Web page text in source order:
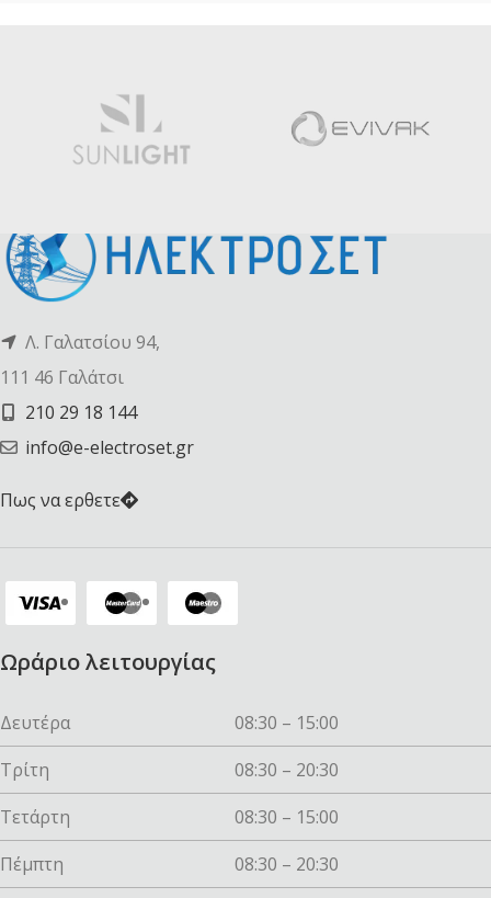
Λ. Γαλατσίου 94,
111 46 Γαλάτσι
210 29 18 144
info@e-electroset.gr
Πως να ερθετε
Ωράριο λειτουργίας
Δευτέρα
08:30 – 15:00
Τρίτη
08:30 – 20:30
Τετάρτη
08:30 – 15:00
Πέμπτη
08:30 – 20:30